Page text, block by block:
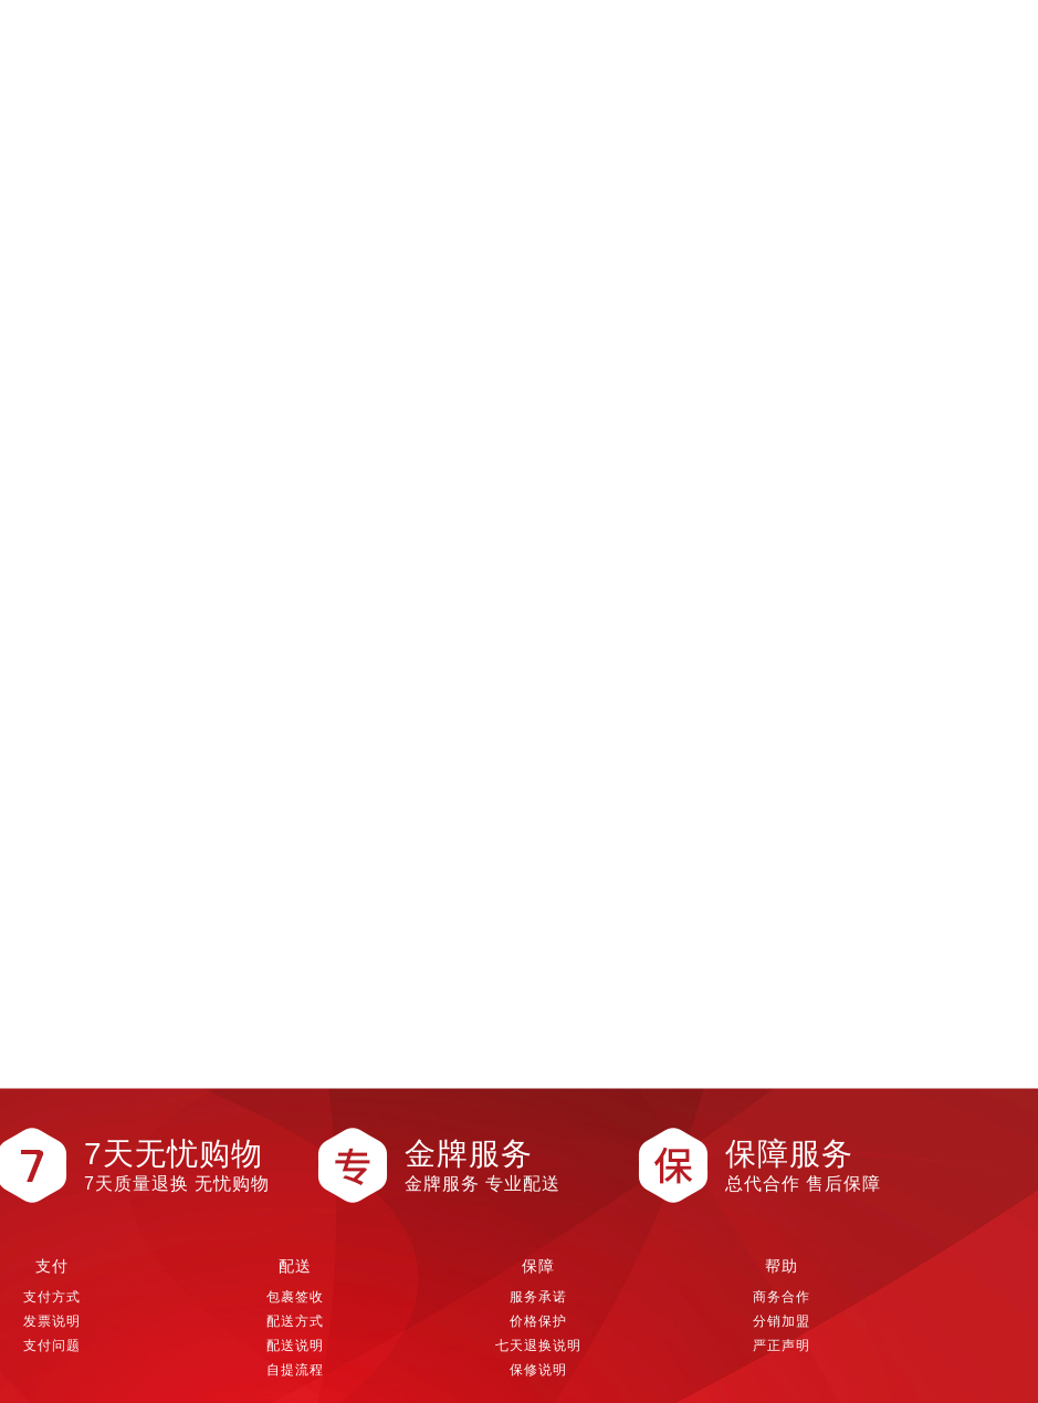
7天无忧购物
7天质量退换 无忧购物
金牌服务
金牌服务 专业配送
保障服务
总代合作 售后保障
支付
支付方式
发票说明
支付问题
配送
包裹签收
配送方式
配送说明
自提流程
保障
服务承诺
价格保护
七天退换说明
保修说明
帮助
商务合作
分销加盟
严正声明